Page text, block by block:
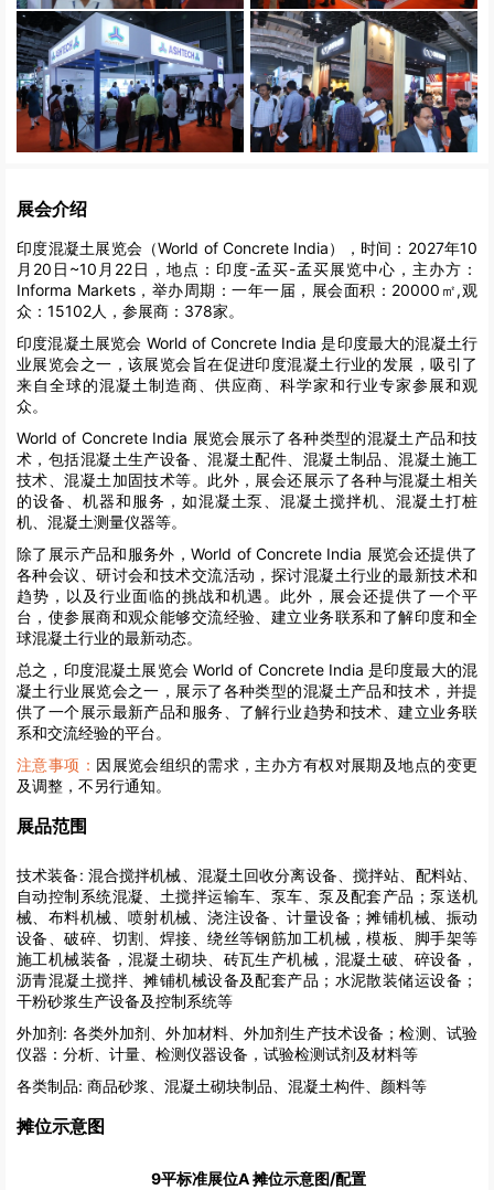
展会介绍
印度混凝土展览会（World of Concrete India），时间：2027年10
月20日~10月22日，地点：印度-孟买-孟买展览中心，主办方：
Informa Markets，举办周期：一年一届，展会面积：20000㎡,观
众：15102人，参展商：378家。
印度混凝土展览会 World of Concrete India 是印度最大的混凝土行
业展览会之一，该展览会旨在促进印度混凝土行业的发展，吸引了
来自全球的混凝土制造商、供应商、科学家和行业专家参展和观
众。
World of Concrete India 展览会展示了各种类型的混凝土产品和技
术，包括混凝土生产设备、混凝土配件、混凝土制品、混凝土施工
技术、混凝土加固技术等。此外，展会还展示了各种与混凝土相关
的设备、机器和服务，如混凝土泵、混凝土搅拌机、混凝土打桩
机、混凝土测量仪器等。
除了展示产品和服务外，World of Concrete India 展览会还提供了
各种会议、研讨会和技术交流活动，探讨混凝土行业的最新技术和
趋势，以及行业面临的挑战和机遇。此外，展会还提供了一个平
台，使参展商和观众能够交流经验、建立业务联系和了解印度和全
球混凝土行业的最新动态。
总之，印度混凝土展览会 World of Concrete India 是印度最大的混
凝土行业展览会之一，展示了各种类型的混凝土产品和技术，并提
供了一个展示最新产品和服务、了解行业趋势和技术、建立业务联
系和交流经验的平台。
注意事项： 因展览会组织的需求，主办方有权对展期及地点的变更
及调整，不另行通知。
展品范围
技术装备: 混合搅拌机械、混凝土回收分离设备、搅拌站、配料站、
自动控制系统混凝、土搅拌运输车、泵车、泵及配套产品；泵送机
械、布料机械、喷射机械、浇注设备、计量设备；摊铺机械、振动
设备、破碎、切割、焊接、绕丝等钢筋加工机械，模板、脚手架等
施工机械装备，混凝土砌块、砖瓦生产机械，混凝土破、碎设备，
沥青混凝土搅拌、摊铺机械设备及配套产品；水泥散装储运设备；
干粉砂浆生产设备及控制系统等
外加剂: 各类外加剂、外加材料、外加剂生产技术设备；检测、试验
仪器：分析、计量、检测仪器设备，试验检测试剂及材料等
各类制品: 商品砂浆、混凝土砌块制品、混凝土构件、颜料等
摊位示意图
9平标准展位A 摊位示意图/配置